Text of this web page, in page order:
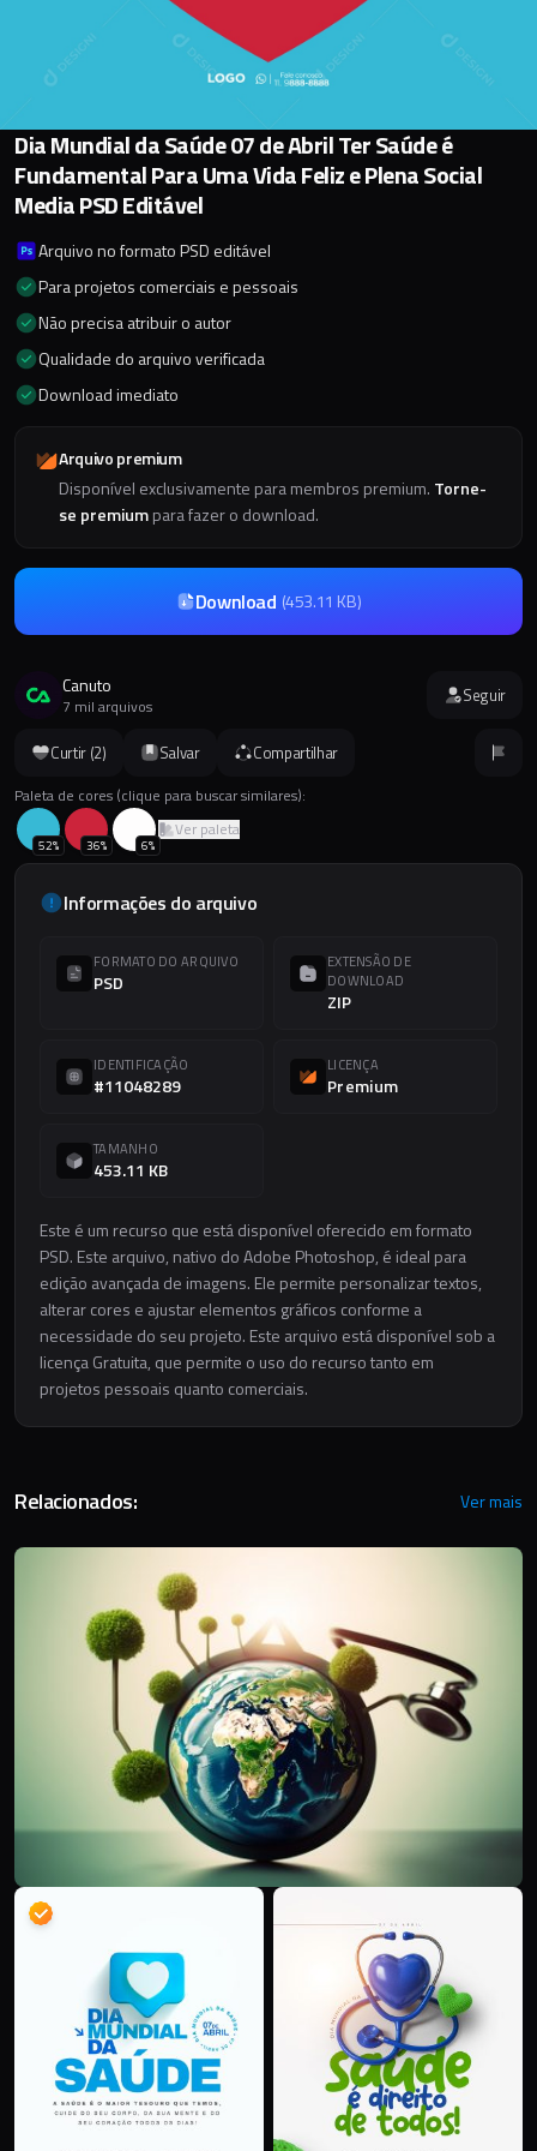
Curtir (2) Salvar Compartilhar
Paleta de cores (clique para buscar similares):
52% 36% 6%
Ver paleta
Informações do arquivo
FORMATO DO ARQUIVO
PSD
EXTENSÃO DE
DOWNLOAD
ZIP
IDENTIFICAÇÃO
#11048289
LICENÇA
Premium
TAMANHO
453.11 KB
Este é um recurso que está disponível oferecido em formato
PSD. Este arquivo, nativo do Adobe Photoshop, é ideal para
edição avançada de imagens. Ele permite personalizar textos,
alterar cores e ajustar elementos gráficos conforme a
necessidade do seu projeto. Este arquivo está disponível sob a
licença Gratuita, que permite o uso do recurso tanto em
projetos pessoais quanto comerciais.
Dia Mundial da Saúde 07 de Abril Ter Saúde é
Fundamental Para Uma Vida Feliz e Plena Social
Media PSD Editável
Arquivo no formato PSD editável
Para projetos comerciais e pessoais
Não precisa atribuir o autor
Qualidade do arquivo verificada
Download imediato
Arquivo premium
Disponível exclusivamente para membros premium. Torne-
se premiumpara fazer o download.
Download (453.11 KB)
Canuto
7 mil arquivos Seguir
Relacionados: Ver mais